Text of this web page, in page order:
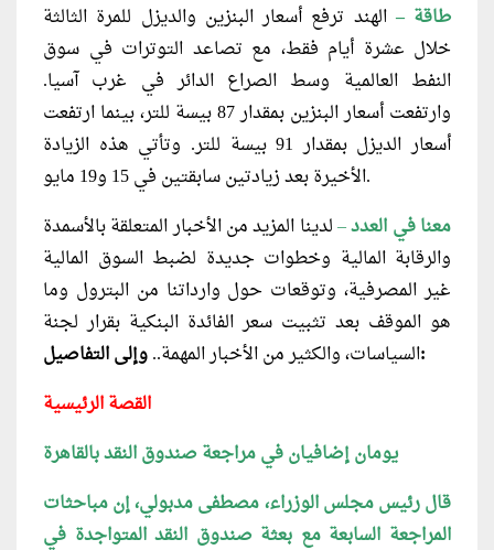
طاقة –الهند ترفع أسعار البنزين والديزل للمرة الثالثة
خلال عشرة أيام فقط، مع تصاعد التوترات في سوق
النفط العالمية وسط الصراع الدائر في غرب آسيا.
وارتفعت أسعار البنزين بمقدار 87 بيسة للتر، بينما ارتفعت
أسعار الديزل بمقدار 91 بيسة للتر. وتأتي هذه الزيادة
الأخيرة بعد زيادتين سابقتين في 15 و19 مايو.
معنا في العدد–لدينا المزيد من الأخبار المتعلقة بالأسمدة
والرقابة المالية وخطوات جديدة لضبط السوق المالية
غير المصرفية، وتوقعات حول وارداتنا من البترول وما
هو الموقف بعد تثبيت سعر الفائدة البنكية بقرار لجنة
السياسات، والكثير من الأخبار المهمة..وإلى التفاصيل:
القصة الرئيسية
يومان إضافيان في مراجعة صندوق النقد بالقاهرة
قال رئيس مجلس الوزراء، مصطفى مدبولي، إن مباحثات
المراجعة السابعة مع بعثة صندوق النقد المتواجدة في